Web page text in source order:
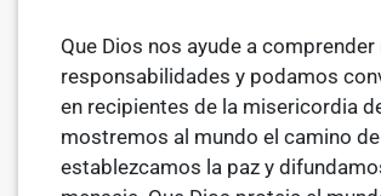
Que Dios nos ayude a
responsabilidades y podamos
en recipientes de la misericordia
mostremos al mundo el camino
establezcamos la paz y